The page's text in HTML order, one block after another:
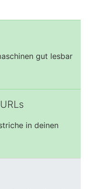
gut lesbar
in deinen